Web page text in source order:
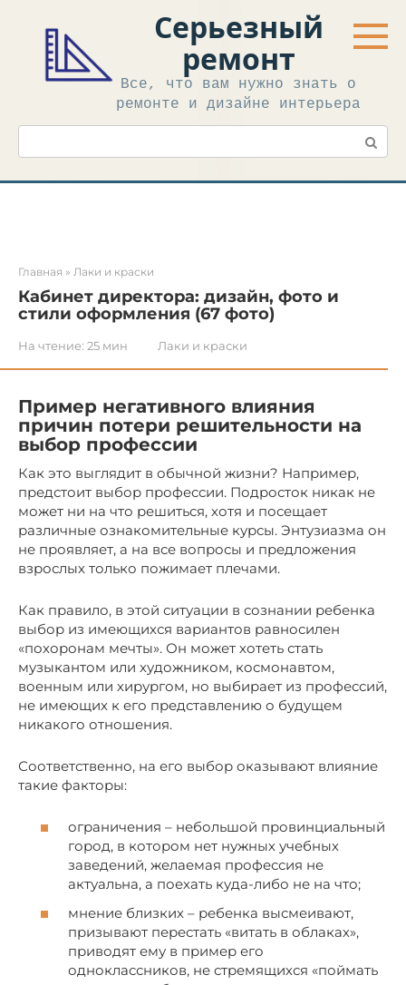
контенту
Серьезный
ремонт
Все, что вам нужно знать о
ремонте и дизайне интерьера
Поиск:
Главная » Лаки и краски
Кабинет директора: дизайн, фото и
стили оформления (67 фото)
На чтение: 25 мин Лаки и краски
Пример негативного влияния
причин потери решительности на
выбор профессии
Как это выглядит в обычной жизни? Например,
предстоит выбор профессии. Подросток никак не
может ни на что решиться, хотя и посещает
различные ознакомительные курсы. Энтузиазма он
не проявляет, а на все вопросы и предложения
взрослых только пожимает плечами.
Как правило, в этой ситуации в сознании ребенка
выбор из имеющихся вариантов равносилен
«похоронам мечты». Он может хотеть стать
музыкантом или художником, космонавтом,
военным или хирургом, но выбирает из профессий,
не имеющих к его представлению о будущем
никакого отношения.
Соответственно, на его выбор оказывают влияние
такие факторы:
ограничения – небольшой провинциальный
город, в котором нет нужных учебных
заведений, желаемая профессия не
актуальна, а поехать куда-либо не на что;
мнение близких – ребенка высмеивают,
призывают перестать «витать в облаках»,
приводят ему в пример его
одноклассников, не стремящихся «поймать